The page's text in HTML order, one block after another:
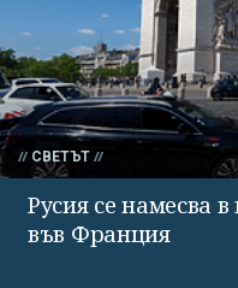
СВЕТЪТ
Русия се намесва
във Франция